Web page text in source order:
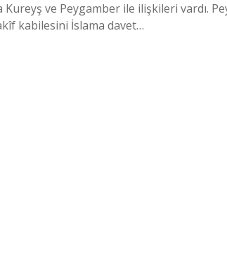
ve Peygamber ile ilişkileri vardı.
kabilesini İslama davet…